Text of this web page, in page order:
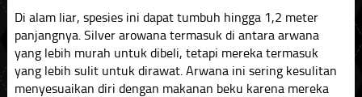
Di alam liar, spesies ini dapat tumbuh hingga 1,2 meter
panjangnya. Silver arowana termasuk di antara arwana
yang lebih murah untuk dibeli, tetapi mereka termasuk
yang lebih sulit untuk dirawat. Arwana ini sering kesulitan
menyesuaikan diri dengan makanan beku karena mereka